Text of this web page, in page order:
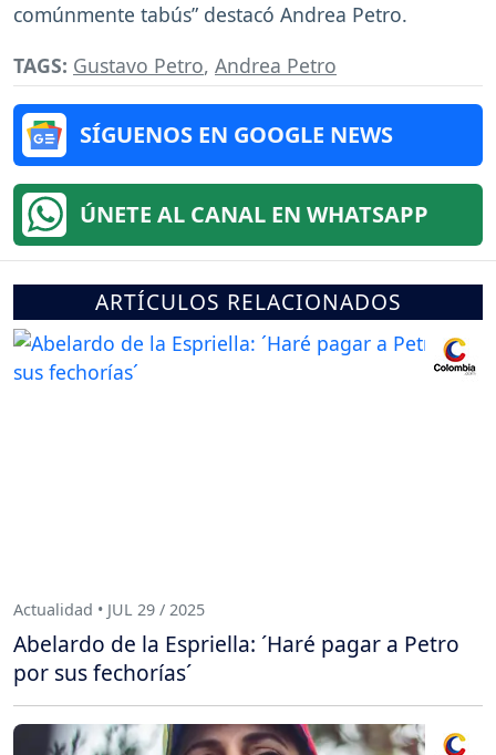
comúnmente tabús” destacó Andrea Petro.
TAGS: Gustavo Petro, Andrea Petro
SÍGUENOS EN GOOGLE NEWS
ÚNETE AL CANAL EN WHATSAPP
ARTÍCULOS RELACIONADOS
Actualidad • JUL 29 / 2025
Abelardo de la Espriella: ´Haré pagar a Petro
por sus fechorías´